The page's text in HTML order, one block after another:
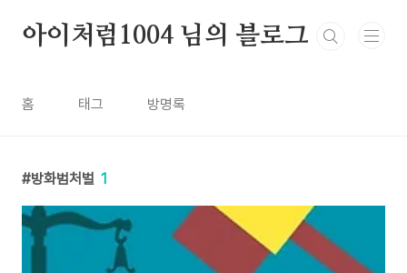
아이처럼1004 님의 블로그
홈 태그 방명록
방화범처벌 1